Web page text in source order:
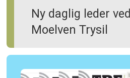
Ny daglig leder ved
Moelven Trysil